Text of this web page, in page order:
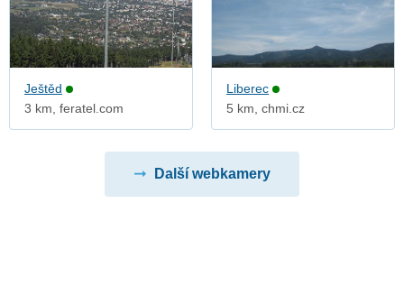
Ještěd
3 km, feratel.com
Liberec
5 km, chmi.cz
Další webkamery